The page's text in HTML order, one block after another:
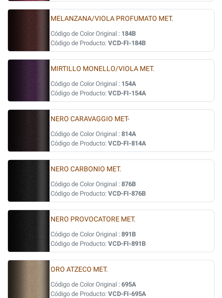
MELANZANA/VIOLA PROFUMATO MET.
Código de Color Original : 184B
Código de Producto: VCD-FI-184B
MIRTILLO MONELLO/VIOLA MET.
Código de Color Original : 154A
Código de Producto: VCD-FI-154A
NERO CARAVAGGIO MET-
Código de Color Original : 814A
Código de Producto: VCD-FI-814A
NERO CARBONIO MET.
Código de Color Original : 876B
Código de Producto: VCD-FI-876B
NERO PROVOCATORE MET.
Código de Color Original : 891B
Código de Producto: VCD-FI-891B
ORO ATZECO MET.
Código de Color Original : 695A
Código de Producto: VCD-FI-695A